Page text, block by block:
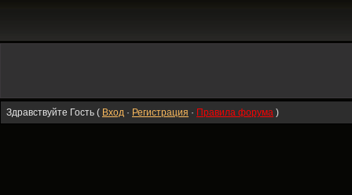
Здравствуйте Гость ( Вход · Регистрация · Правила форума )